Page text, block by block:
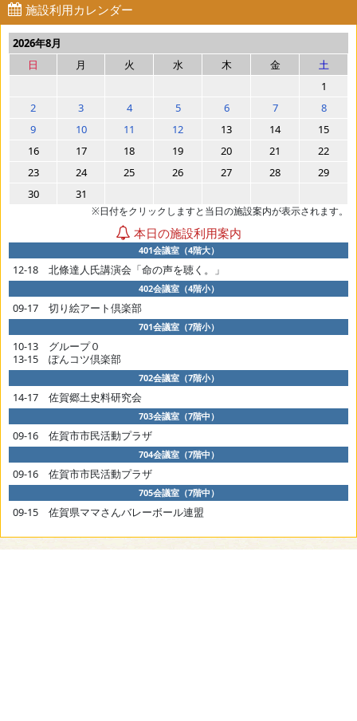
施設利用カレンダー
2026年8月
日
月 火 水 木 金
土
1
2
3 4 5 6 7
8
9
10 11 12 13 14
15
16
17 18 19 20 21
22
23
24 25 26 27 28
29
30
31
※日付をクリックしますと当日の施設案内が表示されます。
本日の施設利用案内
401会議室（4階大）
12-18 北條達人氏講演会「命の声を聴く。」
402会議室（4階小）
09-17 切り絵アート倶楽部
701会議室（7階小）
10-13 グループ０
13-15 ぽんコツ倶楽部
702会議室（7階小）
14-17 佐賀郷土史料研究会
703会議室（7階中）
09-16 佐賀市市民活動プラザ
704会議室（7階中）
09-16 佐賀市市民活動プラザ
705会議室（7階中）
09-15 佐賀県ママさんバレーボール連盟